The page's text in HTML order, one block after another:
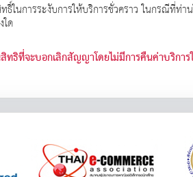
ธิ์ในการระงับการให้บริการชั่วคราว ในกรณีที่
ด
ทธิที่จะบอกเลิกสัญญาโดยไม่มีการคืนค่าบริกา